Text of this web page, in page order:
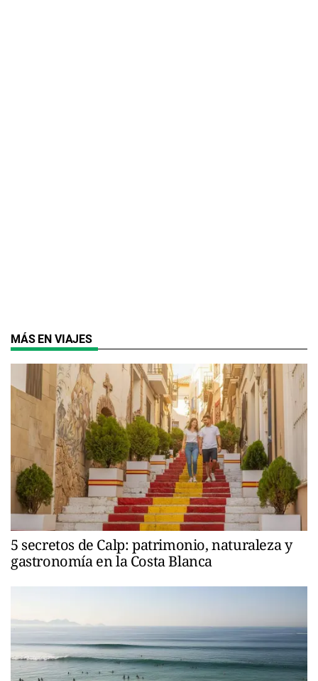
MÁS EN VIAJES
5 secretos de Calp: patrimonio, naturaleza y
gastronomía en la Costa Blanca